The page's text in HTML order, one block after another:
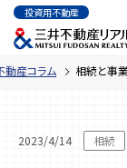
テ
ン
投資用不動産
動産コラム 相続と事
2023/4/14 相続